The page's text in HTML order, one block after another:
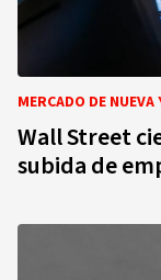
MERCADO DE NUEVA
Wall Street
subida de